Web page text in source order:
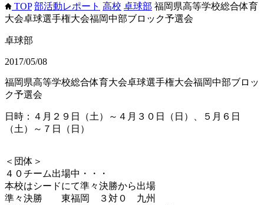
TOP 部活動レポート 高校 卓球部 福岡県高等学校総合体育
大会卓球選手権大会福岡中部ブロック予選会
卓球部
2017/05/08
福岡県高等学校総合体育大会卓球選手権大会福岡中部ブロッ
ク予選会
日時：４月２９日（土）～４月３０日（日）、５月６日
（土）～７日（日）
＜団体＞
４０チーム出場中・・・
本校はシードにて準々決勝から出場
準々決勝 東福岡 ３対０ 九州